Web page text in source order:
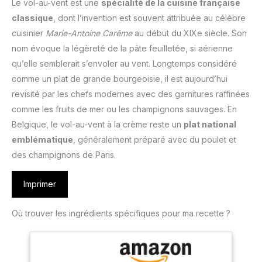
Le vol-au-vent est une spécialité de la cuisine française
classique , dont l’invention est souvent attribuée au célèbre
cuisinier Marie-Antoine Carêmeau début du XIXe siècle. Son
nom évoque la légèreté de la pâte feuilletée, si aérienne
qu’elle semblerait s’envoler au vent. Longtemps considéré
comme un plat de grande bourgeoisie, il est aujourd’hui
revisité par les chefs modernes avec des garnitures raffinées
comme les fruits de mer ou les champignons sauvages. En
Belgique, le vol-au-vent à la crème reste un plat national
emblématique , généralement préparé avec du poulet et
des champignons de Paris.
Imprimer
Où trouver les ingrédients spécifiques pour ma recette ?